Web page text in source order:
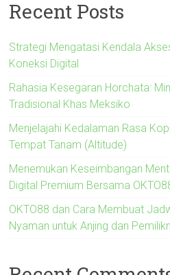
Recent Posts
Strategi Mengatasi Kendala
Koneksi Digital
Rahasia Kesegaran Horchata:
Tradisional Khas Meksiko
Menjelajahi Kedalaman Rasa
Tempat Tanam (Altitude)
Menemukan Keseimbangan
Digital Premium Bersama
OKTO88 dan Cara Membuat
Nyaman untuk Anjing dan